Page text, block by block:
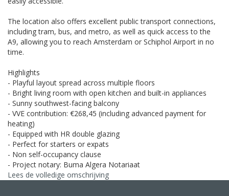
The location also offers excellent public transport connections,
including tram, bus, and metro, as well as quick access to the
A9, allowing you to reach Amsterdam or Schiphol Airport in no
time.
Highlights
- Playful layout spread across multiple floors
- Bright living room with open kitchen and built-in appliances
- Sunny southwest-facing balcony
- VVE contribution: €268,45 (including advanced payment for
heating)
- Equipped with HR double glazing
- Perfect for starters or expats
- Non self-occupancy clause
- Project notary: Buma Algera Notariaat
Lees de volledige omschrijving